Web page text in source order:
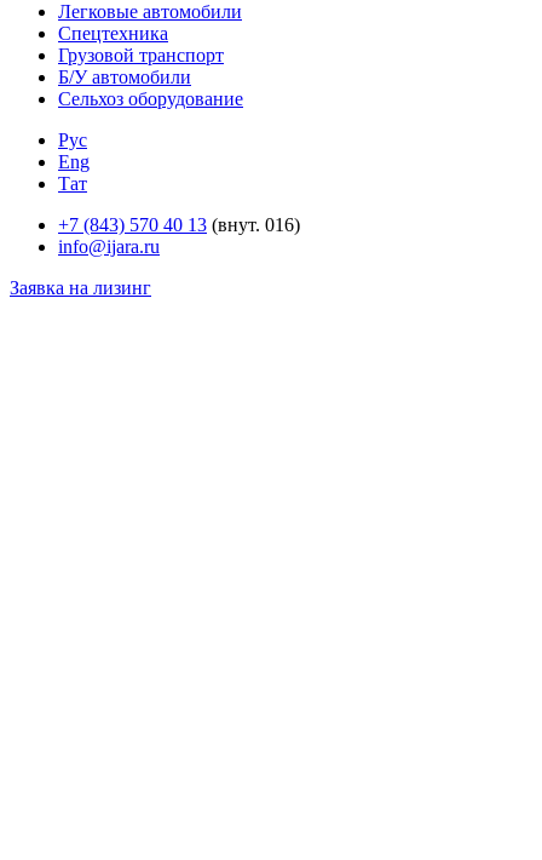
Легковые автомобили
Спецтехника
Грузовой транспорт
Б/У автомобили
Сельхоз оборудование
Рус
Eng
Тат
+7 (843) 570 40 13 (внут. 016)
info@ijara.ru
Заявка на лизинг